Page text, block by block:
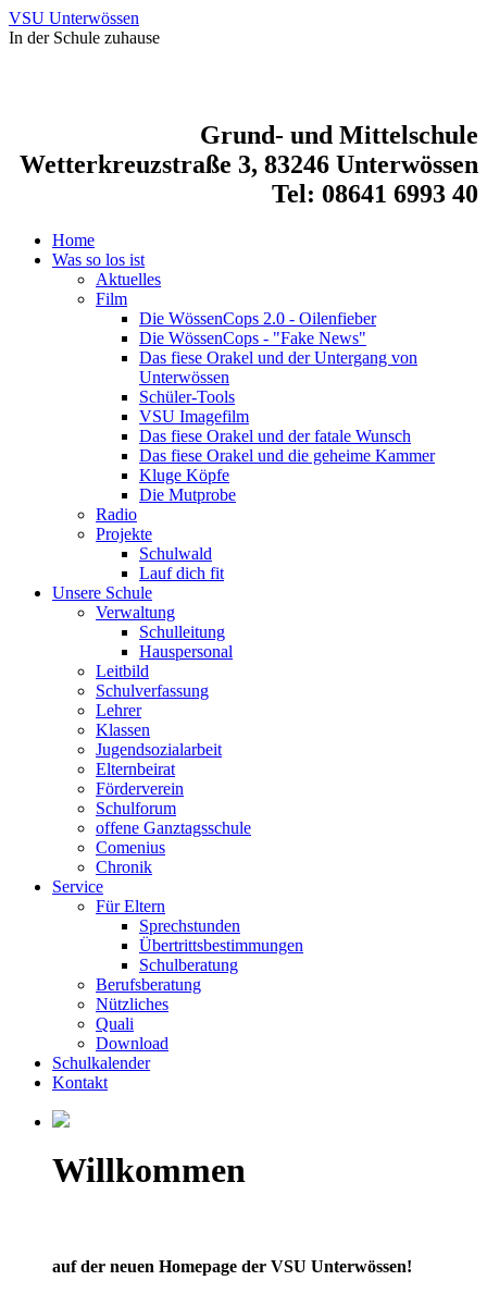
VSU Unterwössen
In der Schule zuhause
Grund- und Mittelschule
Wetterkreuzstraße 3, 83246 Unterwössen
Tel: 08641 6993 40
Home
Was so los ist
Aktuelles
Film
Die WössenCops 2.0 - Oilenfieber
Die WössenCops - "Fake News"
Das fiese Orakel und der Untergang von
Unterwössen
Schüler-Tools
VSU Imagefilm
Das fiese Orakel und der fatale Wunsch
Das fiese Orakel und die geheime Kammer
Kluge Köpfe
Die Mutprobe
Radio
Projekte
Schulwald
Lauf dich fit
Unsere Schule
Verwaltung
Schulleitung
Hauspersonal
Leitbild
Schulverfassung
Lehrer
Klassen
Jugendsozialarbeit
Elternbeirat
Förderverein
Schulforum
offene Ganztagsschule
Comenius
Chronik
Service
Für Eltern
Sprechstunden
Übertrittsbestimmungen
Schulberatung
Berufsberatung
Nützliches
Quali
Download
Schulkalender
Kontakt
Willkommen
auf der neuen Homepage der VSU Unterwössen!